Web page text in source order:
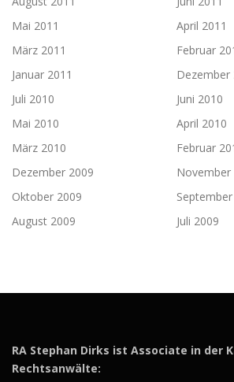
Mai 2011
April 2011
März 2011
Februar
Januar 2011
Dezember
Juli 2010
Juni 2010
Mai 2010
April 2010
März 2010
Februar
Dezember 2009
November
Oktober 2009
August 2009
Juli 2009
RA Stephan Dirks ist Associate in der
Rechtsanwälte: